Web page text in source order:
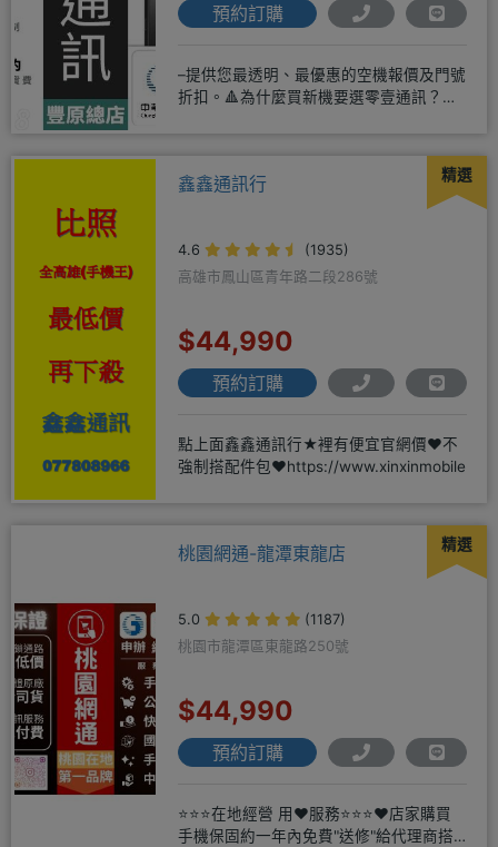
預約訂購
–提供您最透明、最優惠的空機報價及門號
折扣。🔺為什麼買新機要選零壹通訊？
精選
鑫鑫通訊行
4.6
(1935)
高雄市鳳山區青年路二段286號
$44,990
預約訂購
點上面鑫鑫通訊行★裡有便宜官網價❤️不
強制搭配件包❤️https://www.xinxinmobile
精選
桃園網通-龍潭東龍店
5.0
(1187)
桃園市龍潭區東龍路250號
$44,990
預約訂購
⭐⭐⭐在地經營 用❤️服務⭐⭐⭐❤️店家購買
手機保固約一年內免費"送修"給代理商搭